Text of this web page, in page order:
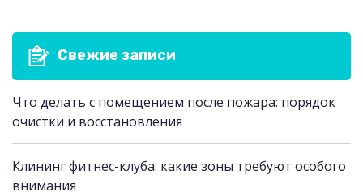
Свежие записи
Что делать с помещением после пожара: порядок
очистки и восстановления
Клининг фитнес-клуба: какие зоны требуют особого
внимания